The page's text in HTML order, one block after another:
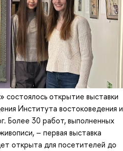
открытие выставки
Института востоковедения и
Более 30 работ, выполненных
– первая выставка
открыта для посетителей до